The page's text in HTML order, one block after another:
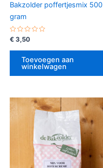
Bakzolder poffertjesmix 500
gram
Gewaardeerd
uit
€ 3,50
Toevoegen aan
winkelwagen